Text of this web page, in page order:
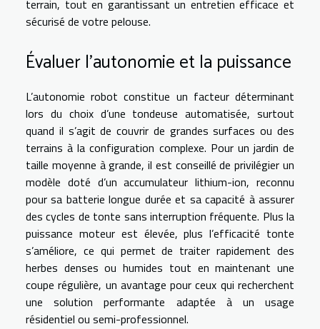
terrain, tout en garantissant un entretien efficace et
sécurisé de votre pelouse.
Évaluer l’autonomie et la puissance
L’autonomie robot constitue un facteur déterminant
lors du choix d’une tondeuse automatisée, surtout
quand il s’agit de couvrir de grandes surfaces ou des
terrains à la configuration complexe. Pour un jardin de
taille moyenne à grande, il est conseillé de privilégier un
modèle doté d’un accumulateur lithium-ion, reconnu
pour sa batterie longue durée et sa capacité à assurer
des cycles de tonte sans interruption fréquente. Plus la
puissance moteur est élevée, plus l’efficacité tonte
s’améliore, ce qui permet de traiter rapidement des
herbes denses ou humides tout en maintenant une
coupe régulière, un avantage pour ceux qui recherchent
une solution performante adaptée à un usage
résidentiel ou semi-professionnel.